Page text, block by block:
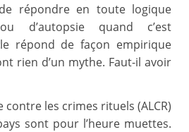
répondre en toute logique
d’autopsie quand c’est
répond de façon empirique
rien d’un mythe. Faut-il avoir
contre les crimes rituels (ALCR)
sont pour l’heure muettes.